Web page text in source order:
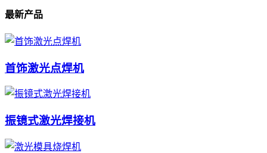
最新产品
首饰激光点焊机
振镜式激光焊接机